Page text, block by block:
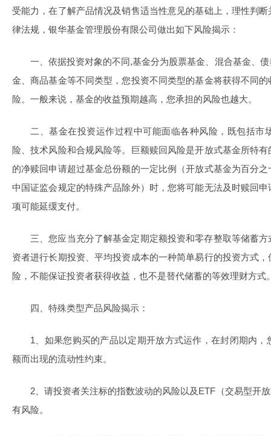
受能力，在了解产品情况及销售适当性意见的基础上，理性判
律法规，银华基金管理股份有限公司做出如下风险揭示：
一、依据投资对象的不同,基金分为股票基金、混合基金、
金、商品基金等不同类型，您投资不同类型的基金将获得不同
险。一般来说，基金的收益预期越高，您承担的风险也越大。
二、基金在投资运作过程中可能面临各种风险，既包括市
险、技术风险和合规风险等。巨额赎回风险是开放式基金所特
的净赎回申请超过基金总份额的一定比例（开放式基金为百分
中国证监会规定的特殊产品除外）时，您将可能无法及时赎回
项可能延缓支付。
三、您应当充分了解基金定期定额投资和零存整取等储蓄
资者进行长期投资、平均投资成本的一种简单易行的投资方式
险，不能保证投资者获得收益，也不是替代储蓄的等效理财方式
四、特殊类型产品风险揭示：
1、如果您购买的产品以定期开放方式运作，在封闭期内
额而出现的流动性约束。
2、请投资者关注标的指数波动的风险以及ETF（交易型开
有风险。